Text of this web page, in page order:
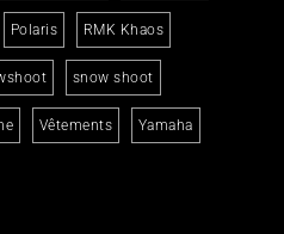
Polaris RMK Khaos
snow shoot
Vêtements Yamaha